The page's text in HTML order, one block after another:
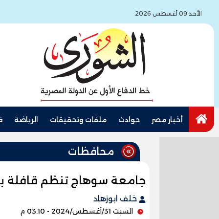
الأحد 09 أغسطس 2026
أخبار مصر حوادث ملفات وتحقيقات الرياضة
محافظات
جامعة سوهاج تنظم قافلة
خلف ابوزهاد
السبت 31/أغسطس/2024 - 03:10 م